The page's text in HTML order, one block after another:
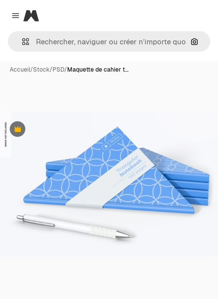
Close menu
Magnific
Accueil/Stock/PSD/Maquette de cahier t…
Premium